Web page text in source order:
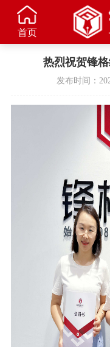
首页
热烈祝贺锋
发布时间：